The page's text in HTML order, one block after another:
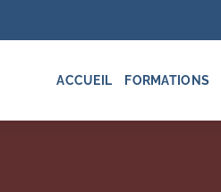
ACCUEIL FORMATIONS